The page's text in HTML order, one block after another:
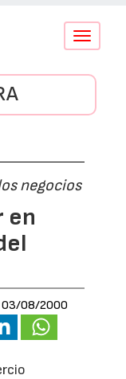
Conmutar
negocios
en
03/08/2000